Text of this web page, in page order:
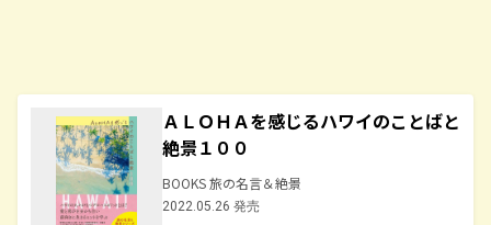
ＡＬＯＨＡを感じるハワイのことばと
絶景１００
BOOKS 旅の名言＆絶景
2022.05.26 発売